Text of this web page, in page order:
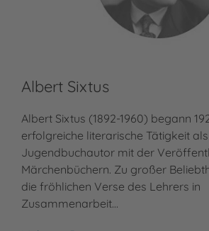
Albert Sixtus
Albert Sixtus (1892-1960) begann
erfolgreiche literarische Tätigkeit
Jugendbuchautor mit der
Märchenbüchern. Zu großer
die fröhlichen Verse des Lehrers in
Zusammenarbeit…